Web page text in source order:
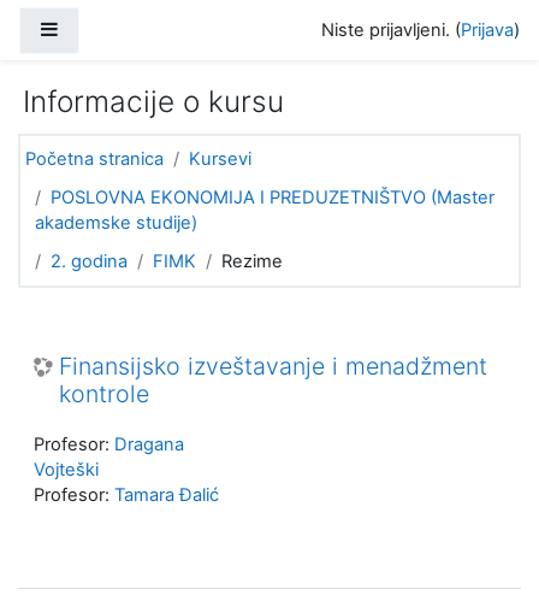
Niste prijavljeni. (Prijava)
Informacije o kursu
Početna stranica
Kursevi
POSLOVNA EKONOMIJA I PREDUZETNIŠTVO (Master
akademske studije)
2. godina
FIMK Rezime
Finansijsko izveštavanje i menadžment
kontrole
Profesor: Dragana
Vojteški
Profesor: Tamara Đalić